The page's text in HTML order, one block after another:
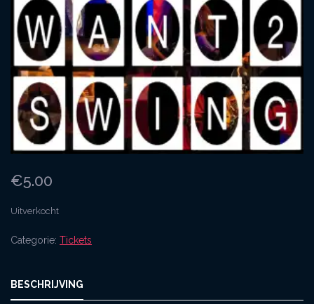
€5.00
Uitverkocht
Categorie: Tickets
BESCHRIJVING